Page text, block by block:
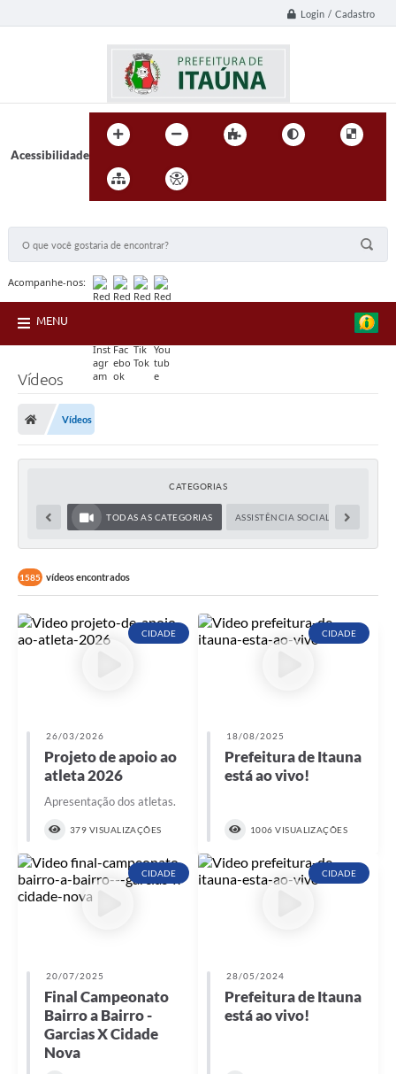
Login / Cadastro
Acessibilidade
Acompanhe-nos:
MENU
Vídeos
Vídeos
CATEGORIAS
TODAS AS CATEGORIAS ASSISTÊNCIA SOCIAL
1585 vídeos encontrados
CIDADE
26/03/2026
Projeto de apoio ao
atleta 2026
Apresentação dos atletas.
379 VISUALIZAÇÕES
CIDADE
18/08/2025
Prefeitura de Itauna
está ao vivo!
1006 VISUALIZAÇÕES
CIDADE
20/07/2025
Final Campeonato
Bairro a Bairro -
Garcias X Cidade
Nova
CIDADE
28/05/2024
Prefeitura de Itauna
está ao vivo!